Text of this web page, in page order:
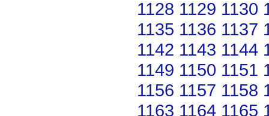
1128 1129 1130
1135 1136 1137
1142 1143 1144
1149 1150 1151
1156 1157 1158
1163 1164 1165